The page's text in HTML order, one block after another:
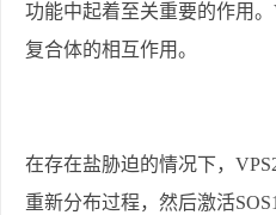
功能中起着至关重要的作用。
复合体的相互作用。
在存在盐胁迫的情况下，
重新分布过程，然后激活SOS1